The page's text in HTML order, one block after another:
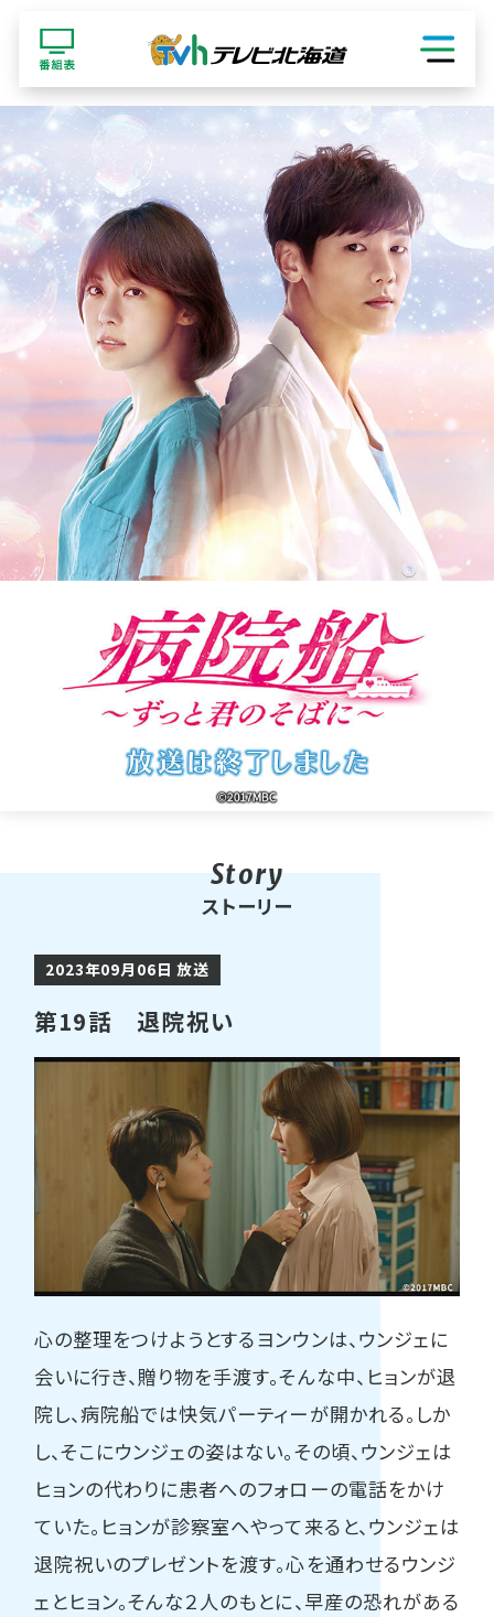
ストーリー
2023年09月06日 放送
第19話 退院祝い
心の整理をつけようとするヨンウンは、ウンジェに
会いに行き、贈り物を手渡す。そんな中、ヒョンが退
院し、病院船では快気パーティーが開かれる。しか
し、そこにウンジェの姿はない。その頃、ウンジェは
ヒョンの代わりに患者へのフォローの電話をかけ
ていた。ヒョンが診察室へやって来ると、ウンジェは
退院祝いのプレゼントを渡す。心を通わせるウンジ
ェとヒョン。そんな２人のもとに、早産の恐れがある